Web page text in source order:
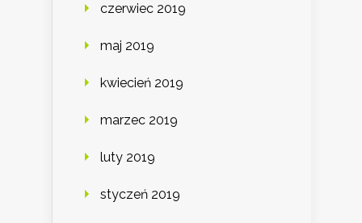
czerwiec 2019
maj 2019
kwiecień 2019
marzec 2019
luty 2019
styczeń 2019